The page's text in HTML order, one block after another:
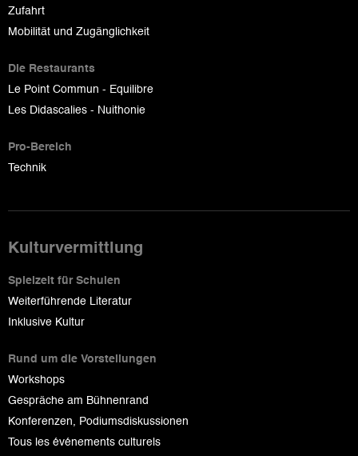
Zufahrt
Mobilität und Zugänglichkeit
Die Restaurants
Le Point Commun - Equilibre
Les Didascalies - Nuithonie
Pro-Bereich
Technik
Kulturvermittlung
Spielzeit für Schulen
Weiterführende Literatur
Inklusive Kultur
Rund um die Vorstellungen
Workshops
Gespräche am Bühnenrand
Konferenzen, Podiumsdiskussionen
Tous les événements culturels